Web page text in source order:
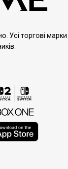
Усі торгові марки